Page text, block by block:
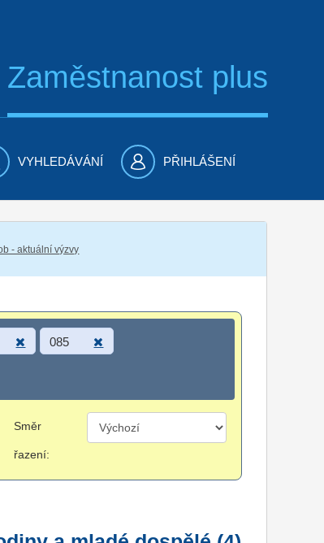
Zaměstnanost plus
VYHLEDÁVÁNÍ PŘIHLÁŠENÍ
- aktuální výzvy
085
Směr
řazení: